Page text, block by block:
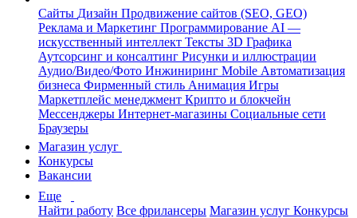
Сайты Дизайн Продвижение сайтов (SEO, GEO)
Реклама и Маркетинг Программирование AI —
искусственный интеллект Тексты 3D Графика
Аутсорсинг и консалтинг Рисунки и иллюстрации
Аудио/Видео/Фото Инжиниринг Mobile Автоматизация
бизнеса Фирменный стиль Анимация Игры
Маркетплейс менеджмент Крипто и блокчейн
Мессенджеры Интернет-магазины Социальные сети
Браузеры
Магазин услуг
Конкурсы
Вакансии
Еще
Найти работу Все фрилансеры Магазин услуг Конкурсы